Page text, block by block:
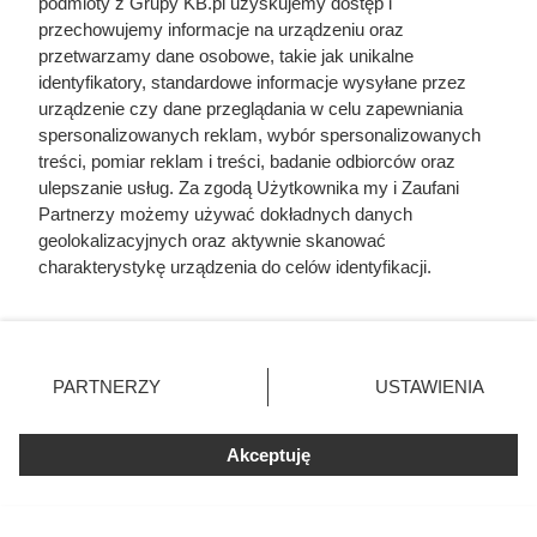
Wszystkie koncentraty
pomidorowe
tańszy produkt
przechowujemy informacje na urządzeniu oraz
przetwarzamy dane osobowe, takie jak unikalne
identyfikatory, standardowe informacje wysyłane przez
urządzenie czy dane przeglądania w celu zapewniania
spersonalizowanych reklam, wybór spersonalizowanych
treści, pomiar reklam i treści, badanie odbiorców oraz
ulepszanie usług. Za zgodą Użytkownika my i Zaufani
Partnerzy możemy używać dokładnych danych
geolokalizacyjnych oraz aktywnie skanować
charakterystykę urządzenia do celów identyfikacji.
zmienić/wycofać klikając przycisk ustawień prywatności
znajdujący się w lewym dolnym rogu strony. Niektóre
użytkownika, ale masz prawo sprzeciwić się takiemu
przetwarzaniu. Preferencje będą miały zastosowania tylko
PARTNERZY USTAWIENIA
Akceptuję